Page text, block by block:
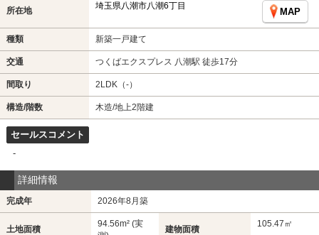
所在地 埼玉県八潮市八潮6丁目
MAP
種類 新築一戸建て
交通 つくばエクスプレス 八潮駅 徒歩17分
間取り 2LDK（-）
構造/階数 木造/地上2階建
セールスコメント
-
詳細情報
完成年 2026年8月築
土地面積
94.56m² (実
建物面積
105.47㎡